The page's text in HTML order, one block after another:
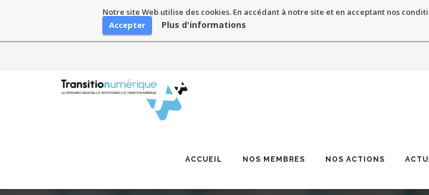
Notre site Web utilise des cookies. En accédant à notre site et en acceptant nos
Accepter
Plus d'informations
content
ACCUEIL NOS MEMBRES NOS ACTIONS